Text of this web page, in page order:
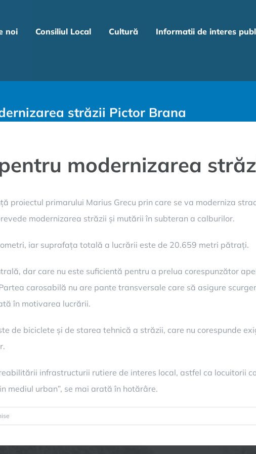
noi Consiliul Local Cultură Informatii de interes
străzii Pictor Brana
modernizarea
proiectul primarului Marius Grecu prin care se va moderniza
modernizarea străzii și mutării în subteran a calburilor.
iar suprafața totală a lucrării este de 20.659 metri pătrați.
dar care nu este suficientă pentru a prelua corespunzător
carosabilă nu are pante transversale care să asigure
în motivarea lucrării.
de biciclete și de starea tehnică a străzii, care nu corespunde
infrastructurii rutiere de interes local, astfel ca locuitorii
mediul urban”, se mai arată în hotărâre.
13